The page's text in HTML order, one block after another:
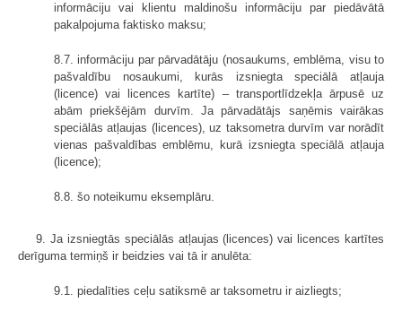
informāciju vai klientu maldinošu informāciju par piedāvātā
pakalpojuma faktisko maksu;
8.7. informāciju par pārvadātāju (nosaukums, emblēma, visu to
pašvaldību nosaukumi, kurās izsniegta speciālā atļauja
(licence) vai licences kartīte) – transportlīdzekļa ārpusē uz
abām priekšējām durvīm. Ja pārvadātājs saņēmis vairākas
speciālās atļaujas (licences), uz taksometra durvīm var norādīt
vienas pašvaldības emblēmu, kurā izsniegta speciālā atļauja
(licence);
8.8. šo noteikumu eksemplāru.
9. Ja izsniegtās speciālās atļaujas (licences) vai licences kartītes
derīguma termiņš ir beidzies vai tā ir anulēta:
9.1. piedalīties ceļu satiksmē ar taksometru ir aizliegts;